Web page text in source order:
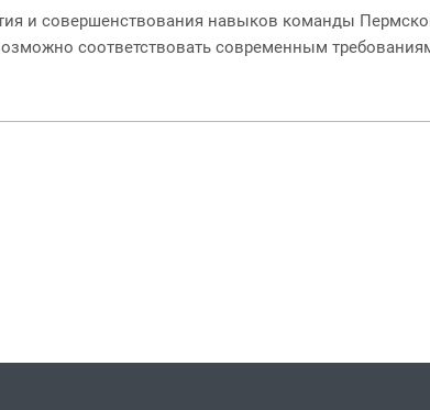
и совершенствования навыков команды
соответствовать современным